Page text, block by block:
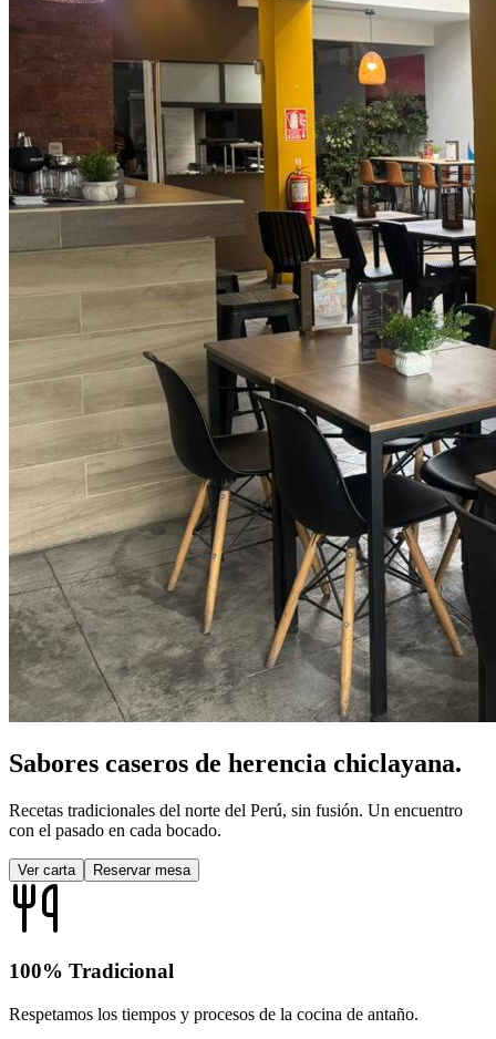
Sabores caseros de herencia chiclayana.
Recetas tradicionales del norte del Perú, sin fusión. Un encuentro
con el pasado en cada bocado.
Ver carta Reservar mesa
100% Tradicional
Respetamos los tiempos y procesos de la cocina de antaño.